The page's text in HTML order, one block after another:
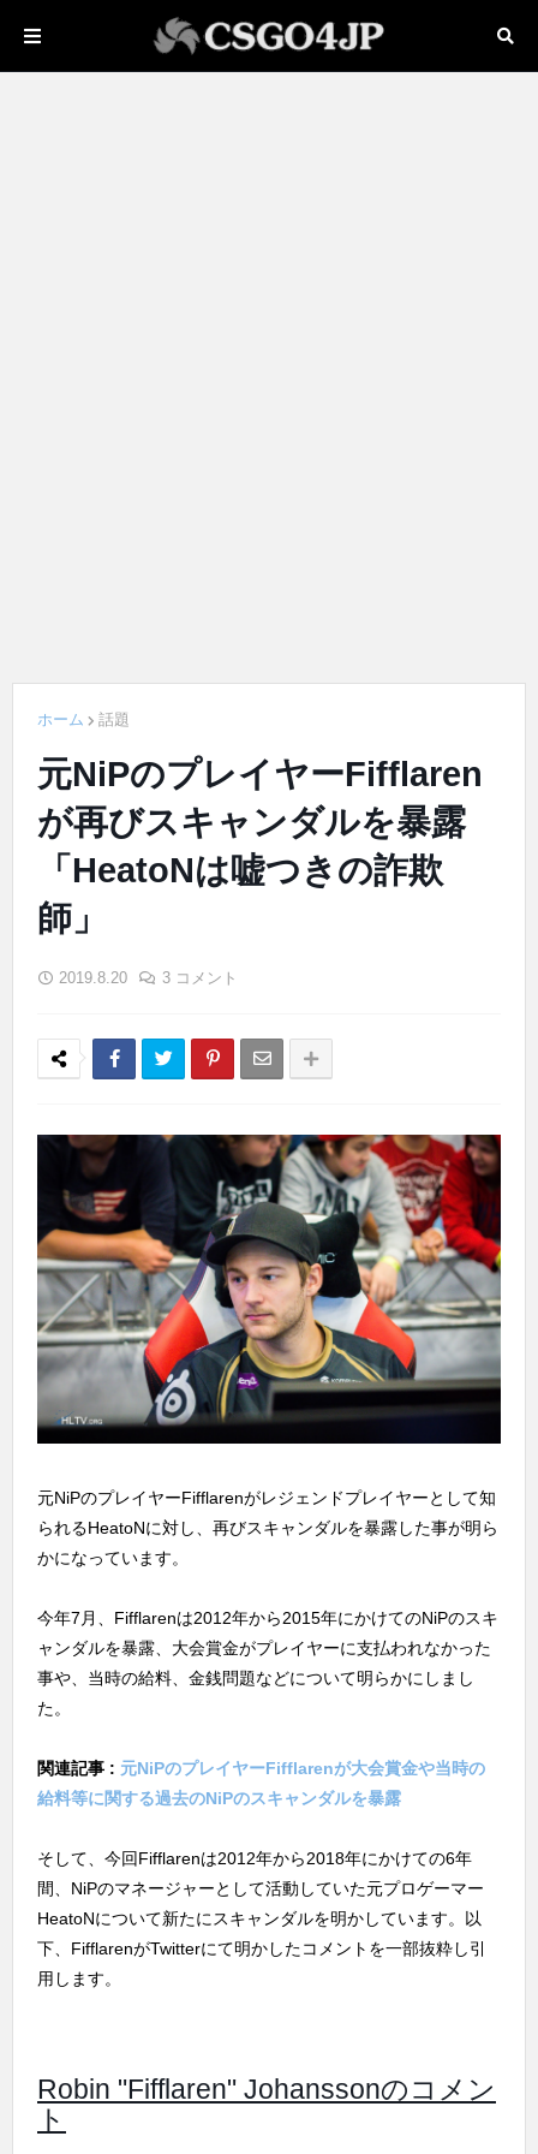
ホーム 話題
元NiPのプレイヤーFifflaren
が再びスキャンダルを暴露
「HeatoNは嘘つきの詐欺
師」
2019.8.20 3 コメント
元NiPのプレイヤーFifflarenがレジェンドプレイヤーとして知
られるHeatoNに対し、再びスキャンダルを暴露した事が明ら
かになっています。
今年7月、Fifflarenは2012年から2015年にかけてのNiPのスキ
ャンダルを暴露、大会賞金がプレイヤーに支払われなかった
事や、当時の給料、金銭問題などについて明らかにしまし
た。
関連記事 : 元NiPのプレイヤーFifflarenが大会賞金や当時の
給料等に関する過去のNiPのスキャンダルを暴露
そして、今回Fifflarenは2012年から2018年にかけての6年
間、NiPのマネージャーとして活動していた元プロゲーマー
HeatoNについて新たにスキャンダルを明かしています。以
下、FifflarenがTwitterにて明かしたコメントを一部抜粋し引
用します。
Robin "Fifflaren" Johanssonのコメン
ト